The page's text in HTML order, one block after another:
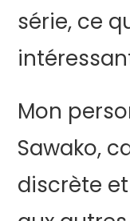
série, ce
Mon
Sawako,
discrète